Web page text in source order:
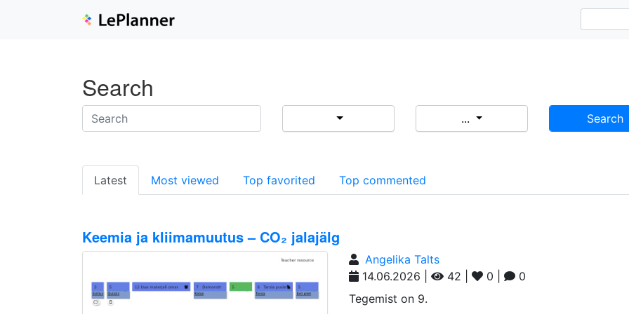
Search
... Search
Latest Most viewed Top favorited Top commented
Keemia ja kliimamuutus – CO₂ jalajälg
Angelika Talts
14.06.2026 |
42 | 0 |
0
Tegemist on 9.